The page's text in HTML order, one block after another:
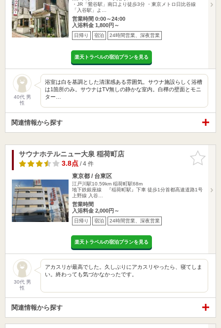
・JR「鶯谷駅」南口より徒歩3分 ・東京メトロ日比谷線
「入谷駅」よ…
営業時間 0:00～24:00
入浴料金 1,800円～
日帰り 宿泊 24時間営業、深夜営業
楽天トラベルの宿泊プランを見る
40代 男
性
浴室は白を基調とした清潔感ある雰囲気。サウナ施設らしく浴槽
は1箇所のみ。サウナはTV無しの静かな室内。白樺の壁面とモニ
ター…
関連情報から探す
お気に入
りに追加
サウナホテルニュー大泉 稲荷町店
3.8点/ 4 件
東京都 / 台東区
江戸川駅10.59km 稲荷町駅68m
地下鉄銀座線 『稲荷町駅』下車 徒歩1分首都高速道路1号
上野線 入谷…
営業時間
入浴料金 2,000円～
日帰り 宿泊 24時間営業、深夜営業
楽天トラベルの宿泊プランを見る
30代 男
性
アカスリが最高でした。久しぶりにアカスリやったら、寝てしま
い。終わっても気づかなかったです。
関連情報から探す